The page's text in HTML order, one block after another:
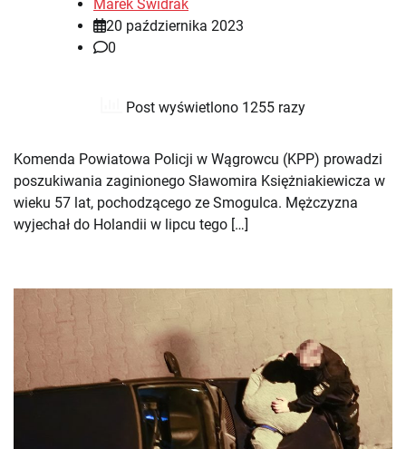
Marek Świdrak
20 października 2023
0
Post wyświetlono 1255 razy
Komenda Powiatowa Policji w Wągrowcu (KPP) prowadzi
poszukiwania zaginionego Sławomira Księżniakiewicza w
wieku 57 lat, pochodzącego ze Smogulca. Mężczyzna
wyjechał do Holandii w lipcu tego […]